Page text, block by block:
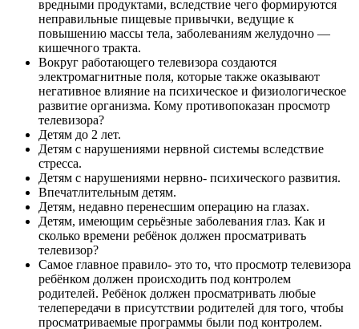
вредными продуктами, вследствие чего формируются
неправильные пищевые привычки, ведущие к
повышению массы тела, заболеваниям желудочно —
кишечного тракта.
Вокруг работающего телевизора создаются
электромагнитные поля, которые также оказывают
негативное влияние на психическое и физиологическое
развитие организма. Кому противопоказан просмотр
телевизора?
Детям до 2 лет.
Детям с нарушениями нервной системы вследствие
стресса.
Детям с нарушениями нервно- психического развития.
Впечатлительным детям.
Детям, недавно перенесшим операцию на глазах.
Детям, имеющим серьёзные заболевания глаз. Как и
сколько времени ребёнок должен просматривать
телевизор?
Самое главное правило- это то, что просмотр телевизора
ребёнком должен происходить под контролем
родителей. Ребёнок должен просматривать любые
телепередачи в присутствии родителей для того, чтобы
просматриваемые программы были под контролем.